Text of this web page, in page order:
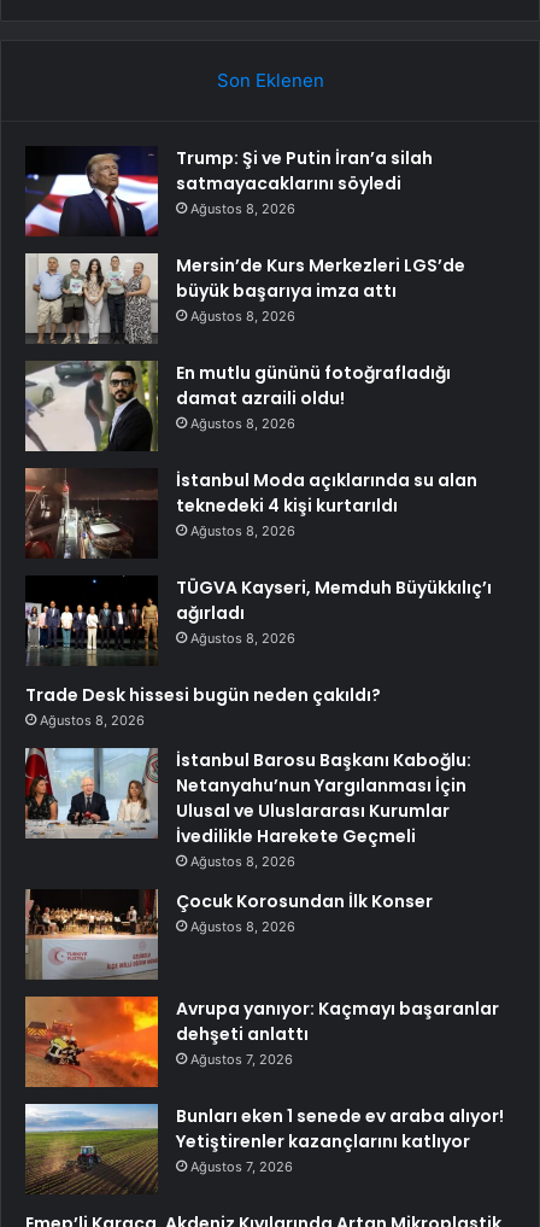
Son Eklenen
Trump: Şi ve Putin İran’a silah
satmayacaklarını söyledi
Ağustos 8, 2026
Mersin’de Kurs Merkezleri LGS’de
büyük başarıya imza attı
Ağustos 8, 2026
En mutlu gününü fotoğrafladığı
damat azraili oldu!
Ağustos 8, 2026
İstanbul Moda açıklarında su alan
teknedeki 4 kişi kurtarıldı
Ağustos 8, 2026
TÜGVA Kayseri, Memduh Büyükkılıç’ı
ağırladı
Ağustos 8, 2026
Trade Desk hissesi bugün neden çakıldı?
Ağustos 8, 2026
İstanbul Barosu Başkanı Kaboğlu:
Netanyahu’nun Yargılanması İçin
Ulusal ve Uluslararası Kurumlar
İvedilikle Harekete Geçmeli
Ağustos 8, 2026
Çocuk Korosundan İlk Konser
Ağustos 8, 2026
Avrupa yanıyor: Kaçmayı başaranlar
dehşeti anlattı
Ağustos 7, 2026
Bunları eken 1 senede ev araba alıyor!
Yetiştirenler kazançlarını katlıyor
Ağustos 7, 2026